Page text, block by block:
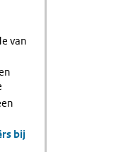
van
bij